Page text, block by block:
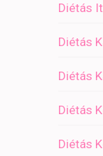
Diétás
Diétás
Diétás
Diétás
Diétás